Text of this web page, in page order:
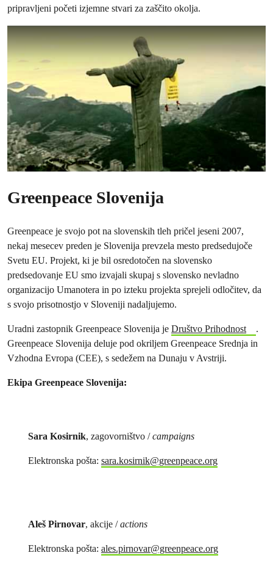
pripravljeni početi izjemne stvari za zaščito okolja.
Greenpeace Slovenija
Greenpeace je svojo pot na slovenskih tleh pričel jeseni 2007,
nekaj mesecev preden je Slovenija prevzela mesto predsedujoče
Svetu EU. Projekt, ki je bil osredotočen na slovensko
predsedovanje EU smo izvajali skupaj s slovensko nevladno
organizacijo Umanotera in po izteku projekta sprejeli odločitev, da
s svojo prisotnostjo v Sloveniji nadaljujemo.
Uradni zastopnik Greenpeace Slovenija je Društvo Prihodnost
.
Greenpeace Slovenija deluje pod okriljem Greenpeace Srednja in
Vzhodna Evropa (CEE), s sedežem na Dunaju v Avstriji.
Ekipa Greenpeace Slovenija:
Sara Kosirnik, zagovorništvo /campaigns
Elektronska pošta: sara.kosirnik@greenpeace.org
Aleš Pirnovar, akcije /actions
Elektronska pošta: ales.pirnovar@greenpeace.org